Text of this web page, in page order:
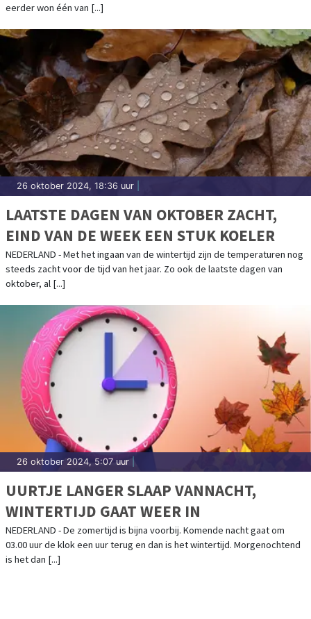
eerder won één van [...]
26 oktober 2024, 18:36 uur
LAATSTE DAGEN VAN OKTOBER ZACHT,
EIND VAN DE WEEK EEN STUK KOELER
NEDERLAND - Met het ingaan van de wintertijd zijn de temperaturen nog
steeds zacht voor de tijd van het jaar. Zo ook de laatste dagen van
oktober, al [...]
26 oktober 2024, 5:07 uur
UURTJE LANGER SLAAP VANNACHT,
WINTERTIJD GAAT WEER IN
NEDERLAND - De zomertijd is bijna voorbij. Komende nacht gaat om
03.00 uur de klok een uur terug en dan is het wintertijd. Morgenochtend
is het dan [...]